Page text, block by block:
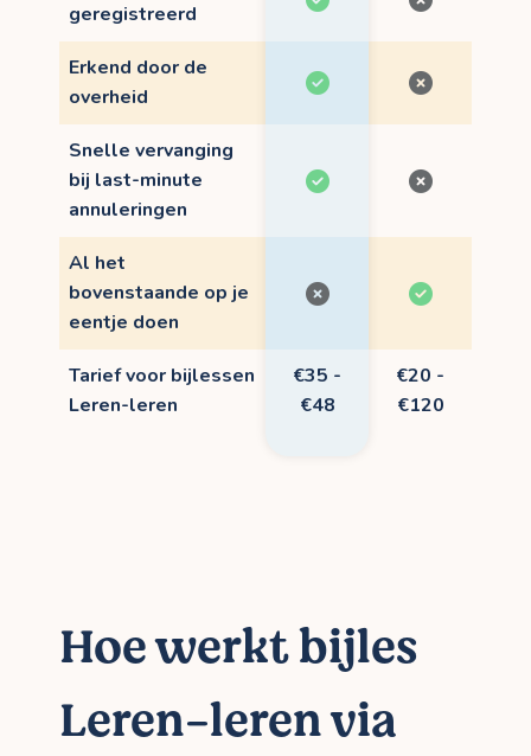
geregistreerd
Erkend door de
overheid
Snelle vervanging
bij last-minute
annuleringen
Al het
bovenstaande op je
eentje doen
Tarief voor bijlessen
Leren-leren
€35 -
€48
€20 -
€120
Hoe werkt bijles
Leren-leren via